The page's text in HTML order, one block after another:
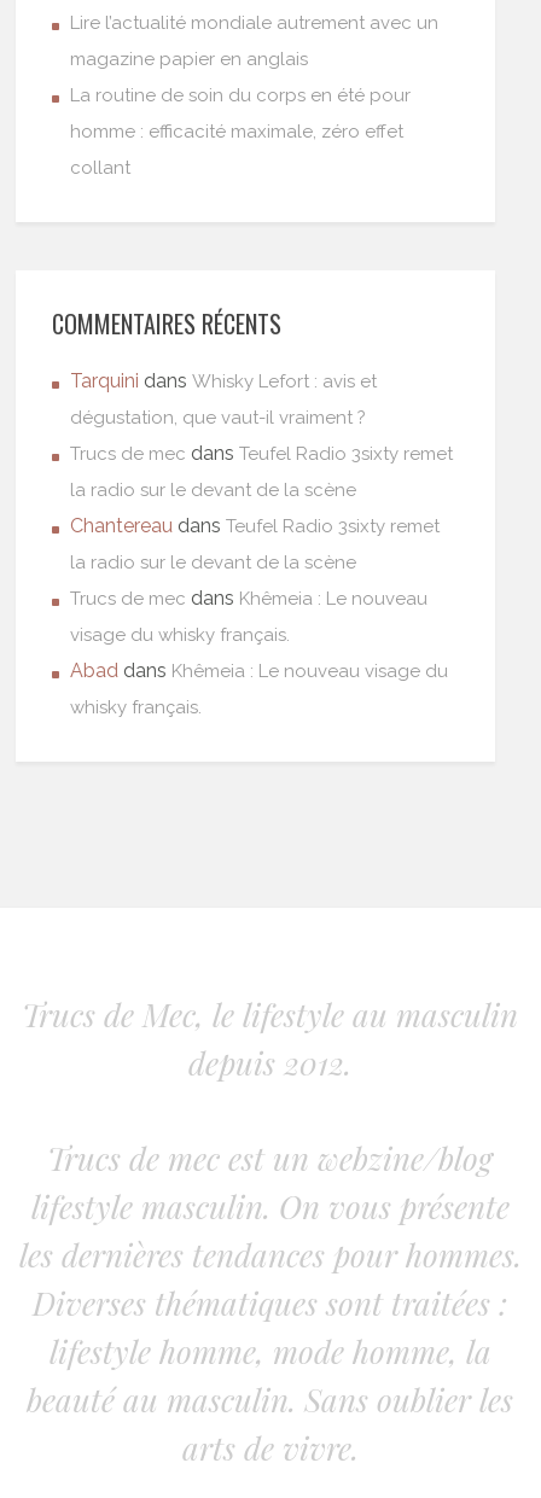
Lire l’actualité mondiale autrement avec un
magazine papier en anglais
La routine de soin du corps en été pour
homme : efficacité maximale, zéro effet
collant
COMMENTAIRES RÉCENTS
Tarquini dansWhisky Lefort : avis et
dégustation, que vaut-il vraiment ?
Trucs de mec dansTeufel Radio 3sixty remet
la radio sur le devant de la scène
Chantereau dansTeufel Radio 3sixty remet
la radio sur le devant de la scène
Trucs de mec dans Khêmeia : Le nouveau
visage du whisky français.
Abad dans Khêmeia : Le nouveau visage du
whisky français.
Trucs de Mec, le lifestyle au masculin
depuis 2012.
Trucs de mec est un webzine/blog
lifestyle masculin. On vous présente
les dernières tendances pour hommes.
Diverses thématiques sont traitées :
lifestyle homme, mode homme, la
beauté au masculin. Sans oublier les
arts de vivre.